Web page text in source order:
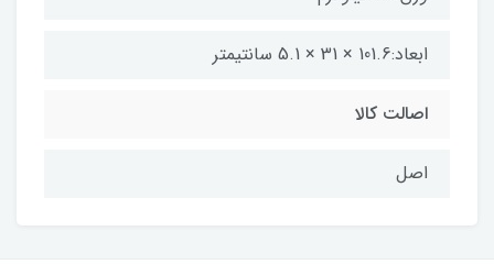
ابعاد:101.6 × 31 × 5.1 سانتیمتر
اصالت کالا
اصل